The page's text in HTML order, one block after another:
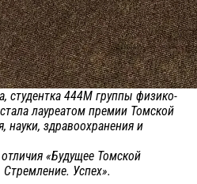
студентка 444М группы физико-
лауреатом премии Томской
науки, здравоохранения и
«Будущее Томской
Успех».